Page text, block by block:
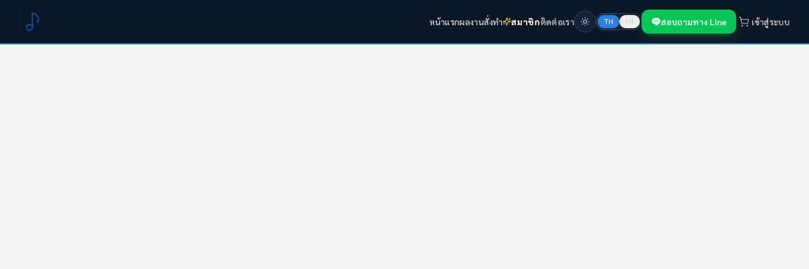
หน้าแรกผลงานสั่งทำ สมาชิกติดต่อเรา TH EN สอบถามทาง Line เข้าสู่ระบบ